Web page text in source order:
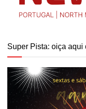
Super Pista: oiça aqui